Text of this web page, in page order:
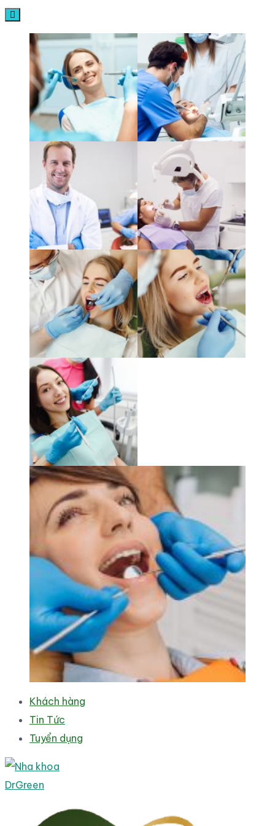
Khách hàng
Tin Tức
Tuyển dụng